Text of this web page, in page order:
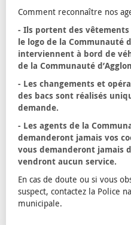
Comment reconnaître nos
- Ils portent des
le logo de la Communauté
interviennent à bord de
de la Communauté
- Les changements et
des bacs sont réalisés
demande.
- Les agents de la
demanderont jamais vos
vous demanderont jamais
vendront aucun service.
En cas de doute ou si vous
suspect, contactez la Police
municipale.